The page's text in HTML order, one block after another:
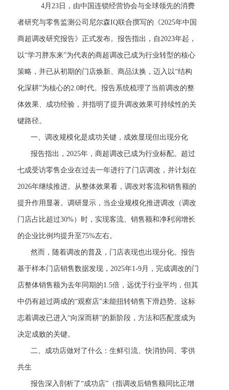
4月23日，由中国连锁经营协会与全球领先的消费
者研究与零售监测公司尼尔森IQ联合撰写的《2025年中国
商超调改研究报告》正式发布。报告指出，自2023年起，
以“学习胖东来”为代表的商超调改已成为行业转型的核心
策略，并已从初期的门店焕新、商品汰换，迈入以“结构
化深耕”为核心的2.0时代。报告系统梳理了当前调改的整
体效果、成功经验，并指明了提升调改效果可持续性的关
键路径。
一、调改规模化是成功关键，成效显现但出现分化
报告指出，2025年，商超调改已成为行业标配。超过
七成受访零售企业在过去一年进行了门店调改，并计划在
2026年继续推进。从整体效果看，调改对客流和销售额的
提升作用显著。调研显示，当企业规模化推进调改（调改
门店占比超过30%）时，实现客流、销售额和净利润增长
的企业比例均提升至75%左右。
然而，随着调改的普及，门店表现也出现分化。报告
基于样本门店销售数据发现，2025年1-9月，完成调改的门
店整体销售额为去年同期的1.5倍，远优于行业平均，但其
中仍有超过两成的“观察店”未能扭转销售下滑趋势。这标
志着调改已进入“向深而耕”的新阶段，方法和匹配度成为
决定成败的关键。
二、成功店做对了什么：生鲜引流、快消协同、零供
共生
报告深入剖析了“成功店”（指调改后销售额同比正增